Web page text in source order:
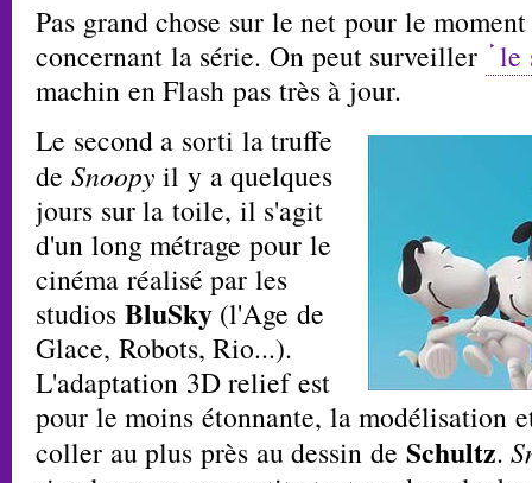
Pas grand chose sur le net pour le
concernant la série. On peut surveiller le
machin en Flash pas très à jour.
Le second a sorti la truffe
de Snoopy il y a quelques
jours sur la toile, il s'agit
d'un long métrage pour le
cinéma réalisé par les
studios BluSky(l'Age de
Glace, Robots, Rio...).
L'adaptation 3D relief est
pour le moins étonnante, la modélisation
coller au plus près au dessin de Schultz.